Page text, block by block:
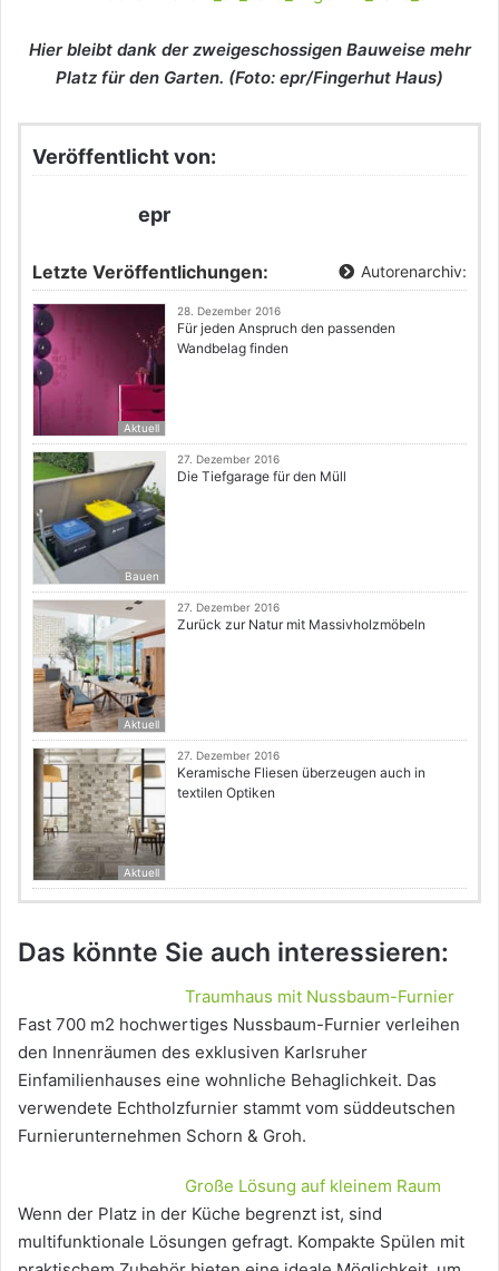
Hier bleibt dank der zweigeschossigen Bauweise mehr
Platz für den Garten. (Foto: epr/Fingerhut Haus)
Veröffentlicht von:
epr
Letzte Veröffentlichungen: Autorenarchiv:
Aktuell
28. Dezember 2016
Für jeden Anspruch den passenden
Wandbelag finden
Bauen
27. Dezember 2016
Die Tiefgarage für den Müll
Aktuell
27. Dezember 2016
Zurück zur Natur mit Massivholzmöbeln
Aktuell
27. Dezember 2016
Keramische Fliesen überzeugen auch in
textilen Optiken
Das könnte Sie auch interessieren:
Traumhaus mit Nussbaum-Furnier
Fast 700 m2 hochwertiges Nussbaum-Furnier verleihen
den Innenräumen des exklusiven Karlsruher
Einfamilienhauses eine wohnliche Behaglichkeit. Das
verwendete Echtholzfurnier stammt vom süddeutschen
Furnierunternehmen Schorn & Groh.
Große Lösung auf kleinem Raum
Wenn der Platz in der Küche begrenzt ist, sind
multifunktionale Lösungen gefragt. Kompakte Spülen mit